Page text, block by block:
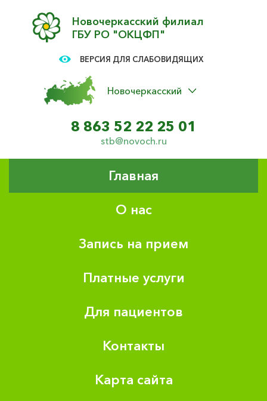
Новочеркасский филиал
ГБУ РО "ОКЦФП"
ВЕРСИЯ ДЛЯ СЛАБОВИДЯЩИХ
Новочеркасский
8 863 52 22 25 01
stb@novoch.ru
Главная
О нас
Запись на прием
Платные услуги
Для пациентов
Контакты
Карта сайта